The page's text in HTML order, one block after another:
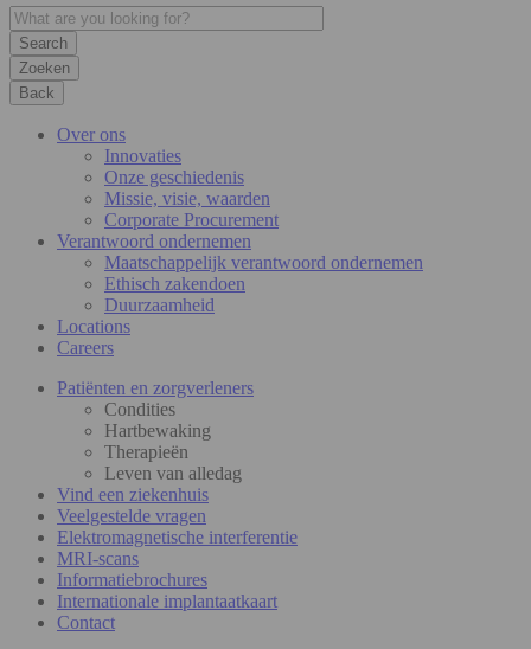
Zoeken
Back
Over ons
Innovaties
Onze geschiedenis
Missie, visie, waarden
Corporate Procurement
Verantwoord ondernemen
Maatschappelijk verantwoord ondernemen
Ethisch zakendoen
Duurzaamheid
Locations
Careers
Patiënten en zorgverleners
Condities
Hartbewaking
Therapieën
Leven van alledag
Vind een ziekenhuis
Veelgestelde vragen
Elektromagnetische interferentie
MRI-scans
Informatiebrochures
Internationale implantaatkaart
Contact